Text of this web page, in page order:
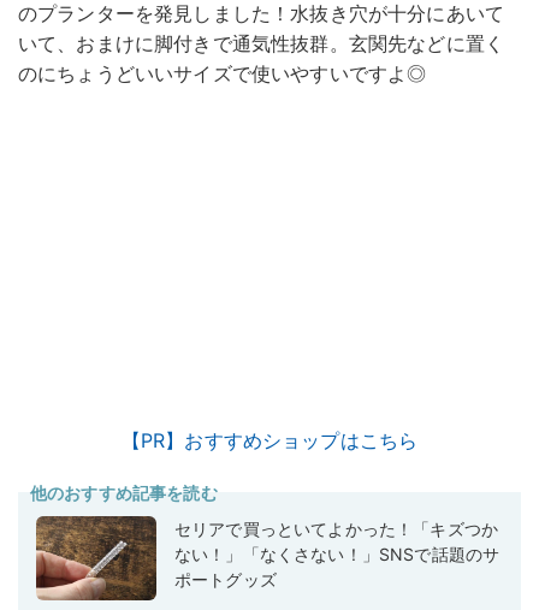
のプランターを発見しました！水抜き穴が十分にあいて
いて、おまけに脚付きで通気性抜群。玄関先などに置く
のにちょうどいいサイズで使いやすいですよ◎
【PR】おすすめショップはこちら
他のおすすめ記事を読む
セリアで買っといてよかった！「キズつか
ない！」「なくさない！」SNSで話題のサ
ポートグッズ